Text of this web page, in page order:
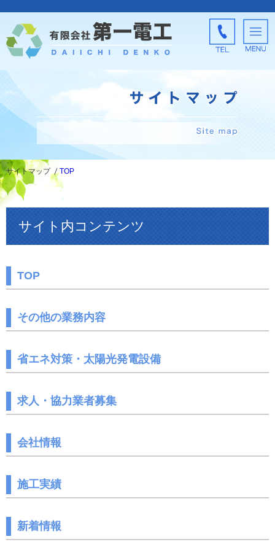
サイトマップ TOP
サイト内コンテンツ
TOP
その他の業務内容
省エネ対策・太陽光発電設備
求人・協力業者募集
会社情報
施工実績
新着情報